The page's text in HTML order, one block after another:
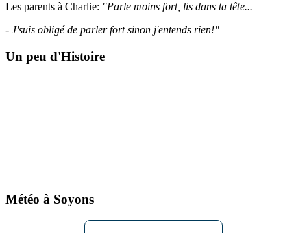
Les parents à Charlie: "Parle moins fort, lis dans ta tête...
- J'suis obligé de parler fort sinon j'entends rien!"
Un peu d'Histoire
Météo à Soyons